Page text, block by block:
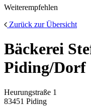
Weiterempfehlen
Zurück zur Übersicht
Bäckerei
Piding/Dorf
Heurungstraße 1
83451 Piding